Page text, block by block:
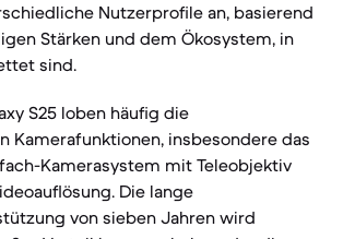
Nutzerprofile an, basierend
Stärken und dem Ökosystem, in
sind.
S25 loben häufig die
Kamerafunktionen, insbesondere das
Kamerasystem mit Teleobjektiv
Die lange
von sieben Jahren wird